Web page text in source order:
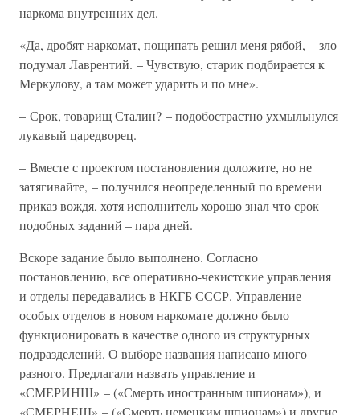
наркома внутренних дел.
«Да, дробят наркомат, пощипать решил меня рябой, – зло
подумал Лаврентий. – Чувствую, старик подбирается к
Меркулову, а там может ударить и по мне».
– Срок, товарищ Сталин? – подобострастно ухмыльнулся
лукавый царедворец.
– Вместе с проектом постановления доложите, но не
затягивайте, – получился неопределенный по времени
приказ вождя, хотя исполнитель хорошо знал что срок
подобных заданий – пара дней.
Вскоре задание было выполнено. Согласно
постановлению, все оперативно-чекистские управления
и отделы передавались в НКГБ СССР. Управление
особых отделов в новом наркомате должно было
функционировать в качестве одного из структурных
подразделений. О выборе названия написано много
разного. Предлагали назвать управление и
«СМЕРИНШ» – («Смерть иностранным шпионам»), и
«СМЕРНЕШ» – («Смерть немецким шпионам») и другие.